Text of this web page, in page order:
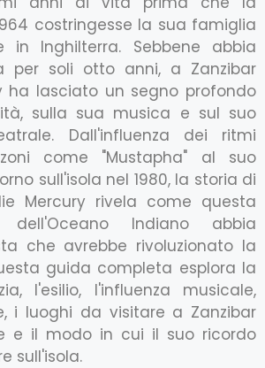
costringesse la sua famiglia
in Inghilterra. Sebbene abbia
per soli otto anni, a Zanzibar
ha lasciato un segno profondo
sulla sua musica e sul suo
Dall'influenza dei ritmi
come "Mustapha" al suo
sull'isola nel 1980, la storia di
Mercury rivela come questa
Indiano abbia
che avrebbe rivoluzionato la
guida completa esplora la
l'esilio, l'influenza musicale,
i luoghi da visitare a Zanzibar
e il modo in cui il suo ricordo
sull'isola.